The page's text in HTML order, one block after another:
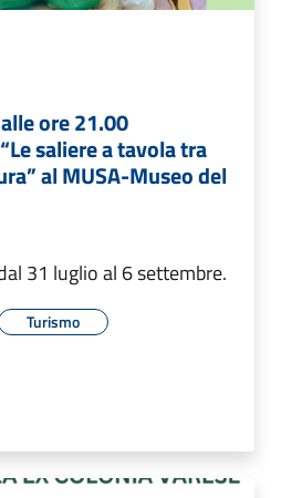
ore 21.00
saliere a tavola tra
al MUSA-Museo del
31 luglio al 6 settembre.
Turismo